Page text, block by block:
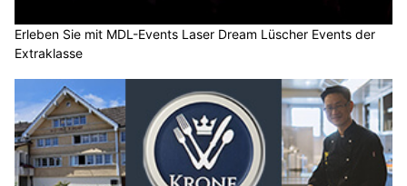
Erleben Sie mit MDL-Events Laser Dream Lüscher Events der
Extraklasse